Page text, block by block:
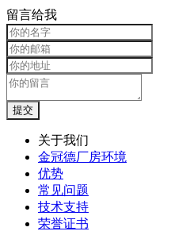
留言给我
关于我们
金冠德厂房环境
优势
常见问题
技术支持
荣誉证书